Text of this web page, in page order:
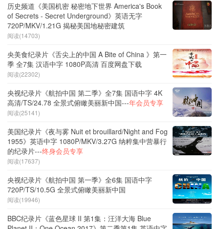
历史频道《美国机密 秘密地下世界 America's Book
of Secrets - Secret Underground》英语无字
720P/MKV/1.21G 揭秘美国地秘密建筑
阅读(14703)
央美食纪录片《舌尖上的中国 A Bite of China 》第一
季 全7集 汉语中字 1080P高清 百度网盘下载
阅读(22302)
央视纪录片《航拍中国 第二季》全7集 国语中字 4K
高清/TS/24.78 全景式俯瞰美丽新中国---年会员专享
阅读(25141)
美国纪录片《夜与雾 Nuit et brouillard/Night and Fog
1955》英语中字 1080P/MKV/3.27G 纳粹集中营暴行
的纪录片---终身会员专享
阅读(17637)
央视纪录片《航拍中国 第一季》全6集 国语中字
720P/TS/10.5G 全景式俯瞰美丽新中国
阅读(19946)
BBC纪录片《蓝色星球 II 第1集：汪洋大海 Blue